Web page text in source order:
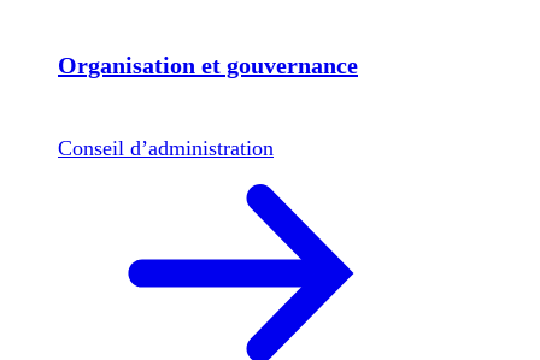
Organisation et gouvernance
Conseil d’administration